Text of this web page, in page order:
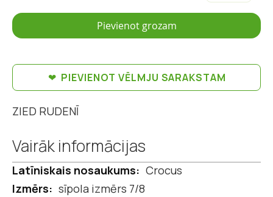
Pievienot grozam
PIEVIENOT VĒLMJU SARAKSTAM
ZIED RUDENĪ
Vairāk informācijas
Vairāk
informācijas
Crocus
sīpola izmērs 7/8